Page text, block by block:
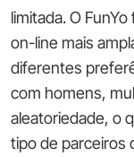
limitada. O
on-line mais
diferentes
com homens,
aleatoriedade, o
tipo de parceiros